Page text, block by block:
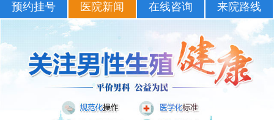
预约挂号
医院新闻 在线咨询 来院路线